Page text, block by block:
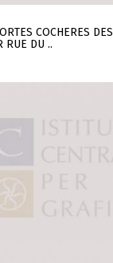
COCHERES DES
RUE DU ..